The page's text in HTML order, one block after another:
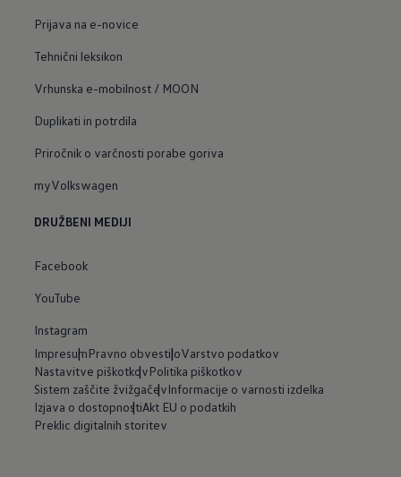
Prijava na e-novice
Tehnični leksikon
Vrhunska e-mobilnost / MOON
Duplikati in potrdila
Priročnik o varčnosti porabe goriva
myVolkswagen
DRUŽBENI MEDIJI
Facebook
YouTube
Instagram
ImpresumPravno obvestiloVarstvo podatkov
Nastavitve piškotkovPolitika piškotkov
Sistem zaščite žvižgačevInformacije o varnosti izdelka
Izjava o dostopnostiAkt EU o podatkih
Preklic digitalnih storitev